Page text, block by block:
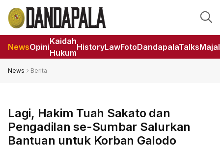
NewsOpini
Kaidah
Hukum
HistoryLawFotoDandapalaTalks
News Berita
Lagi, Hakim Tuah Sakato dan
Pengadilan se-Sumbar Salurkan
Bantuan untuk Korban Galodo